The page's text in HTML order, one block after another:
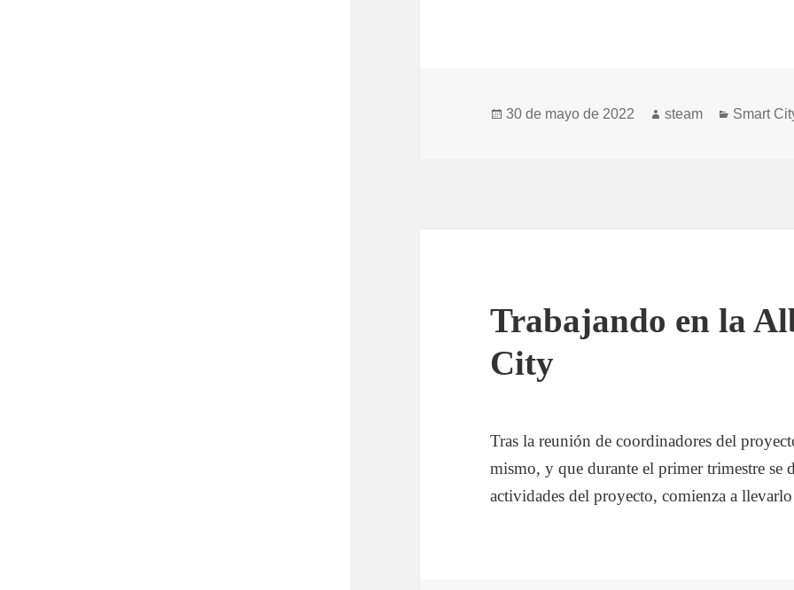
Publicado
30 de mayo de 2022 Autor
steam Smart
Trabajando en la
City
Tras la reunión de coordinadores del
mismo, y que durante el primer trimestre se
actividades del proyecto, comienza a